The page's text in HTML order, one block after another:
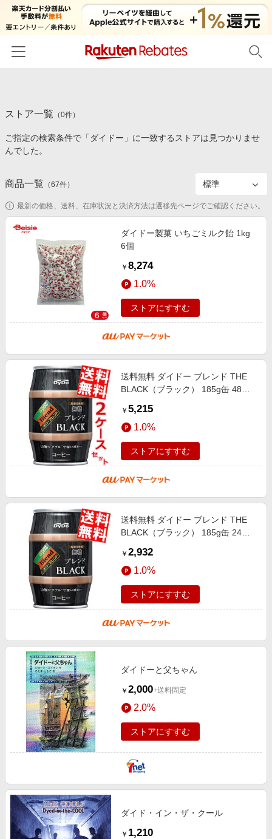
カテゴリー一覧
百貨店・総合ECモール
食品・スイーツ・お酒
コスメ・健康・医薬品
キッズ・ベビー用品
家電・PC・スマホ・カメラ
エンタメ
スポーツ・アウトドア・ゴルフ
旅行・レジャー・ホテル予約
生活・お役立ち
金融・マネー・保険
デジタルコンテンツ
ビジネス・その他サービス
イベント一覧
初回購入者限定特典
対象ストア新規限定特典
新着ストアのご紹介
電子書籍特集
楽天ペイ導入ストア
楽天サービス特集
旅行特集
わくわく夏特集
Apple公式サイト×楽天カード分割払い
Qoo10メガポ
Samsung ボーナスキャンペーン
週末の高還元 夏の長期版
楽天IDでログイン/会員登録
ストア一覧 （0件）
ご指定の検索条件で「ダイドー」に一致するストアは見つかりませ
んでした。
商品一覧 （67件）
最新の価格、送料、在庫状況と決済方法は遷移先ページでご確認ください。
ダイドー製菓 いちごミルク飴 1kg
6個
￥ 8,274
1.0%
ストアにすすむ
送料無料 ダイドー ブレンド THE
BLACK（ブラック） 185g缶 48本
￥ 5,215
1.0%
ストアにすすむ
送料無料 ダイドー ブレンド THE
BLACK（ブラック） 185g缶 24本
￥ 2,932
1.0%
ストアにすすむ
ダイドーと父ちゃん
￥ 2,000+送料固定
2.0%
ストアにすすむ
ダイド・イン・ザ・クール
￥ 1,210